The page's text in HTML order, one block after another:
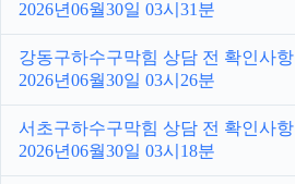
2026년06월30일 03시31분
강동구하수구막힘 상담 전 확인사항
2026년06월30일 03시26분
서초구하수구막힘 상담 전 확인사항
2026년06월30일 03시18분